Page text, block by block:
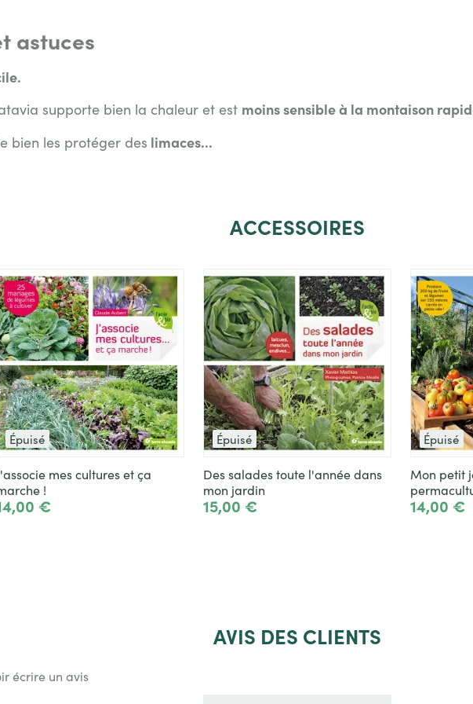
astuces
supporte bien la chaleur et est moins sensible à la montaison
bien les protéger des limaces...
ACCESSOIRES
Épuisé
mes cultures et ça
!
€
Épuisé
Des salades toute l'année dans
mon jardin
15,00 €
Épuisé
Mon petit
14,00 €
AVIS DES CLIENTS
écrire un avis